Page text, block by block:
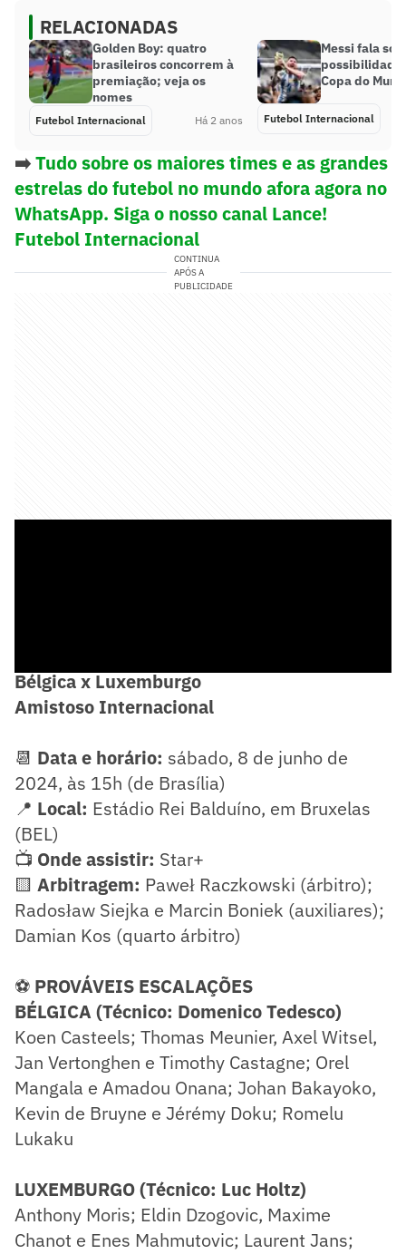
RELACIONADAS
Golden Boy: quatro
brasileiros concorrem à
premiação; veja os
nomes
Futebol Internacional Há 2 anos
Messi fala
possibilidade
Copa do
Futebol Internacional
➡️Tudo sobre os maiores times e as grandes
estrelas do futebol no mundo afora agora no
WhatsApp. Siga o nosso canal Lance!
Futebol Internacional
CONTINUA
APÓS A
PUBLICIDADE
Bélgica x Luxemburgo
Amistoso Internacional
📆 Data e horário: sábado, 8 de junho de
2024, às 15h (de Brasília)
📍 Local: Estádio Rei Balduíno, em Bruxelas
(BEL)
📺 Onde assistir: Star+
🟨 Arbitragem: Paweł Raczkowski (árbitro);
Radosław Siejka e Marcin Boniek (auxiliares);
Damian Kos (quarto árbitro)
⚽ PROVÁVEIS ESCALAÇÕES
BÉLGICA (Técnico: Domenico Tedesco)
Koen Casteels; Thomas Meunier, Axel Witsel,
Jan Vertonghen e Timothy Castagne; Orel
Mangala e Amadou Onana; Johan Bakayoko,
Kevin de Bruyne e Jérémy Doku; Romelu
Lukaku
LUXEMBURGO (Técnico: Luc Holtz)
Anthony Moris; Eldin Dzogovic, Maxime
Chanot e Enes Mahmutovic; Laurent Jans;